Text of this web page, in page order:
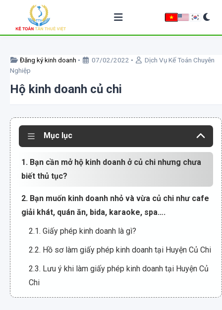
Thành lập công ty
Giải thể doanh nghiệp
Chữ ký số
Hóa đơn điện tử
BẢNG GIÁ
Đăng ký kinh doanh • 07/02/2022 •
Dịch Vụ Kế Toán Chuyên
Nghiệp
Hộ kinh doanh củ chi
Mục lục
1. Bạn cần mở hộ kinh doanh ở củ chi nhưng chưa
biết thủ tục?
2. Bạn muốn kinh doanh nhỏ và vừa củ chi như cafe
giải khát, quán ăn, bida, karaoke, spa….
2.1. Giấy phép kinh doanh là gì?
2.2. Hồ sơ làm giấy phép kinh doanh tại Huyện Củ Chi
2.3. Lưu ý khi làm giấy phép kinh doanh tại Huyện Củ
Chi